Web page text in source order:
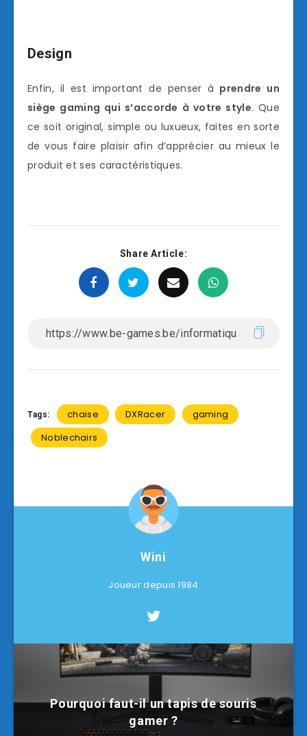
Design
Enfin, il est important de penser à prendre un
siège gaming qui s’accorde à votre style. Que
ce soit original, simple ou luxueux, faites en sorte
de vous faire plaisir afin d’apprécier au mieux le
produit et ses caractéristiques.
Share Article:
Tags: chaise DXRacer
gaming
Noblechairs
Wini
Joueur depuis 1984
Pourquoi faut-il un tapis de souris
gamer ?